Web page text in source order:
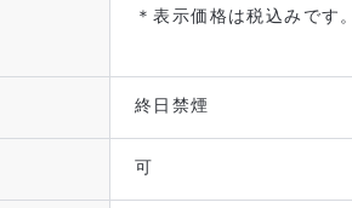
＊表示価格は税込みです。
終日禁煙
可